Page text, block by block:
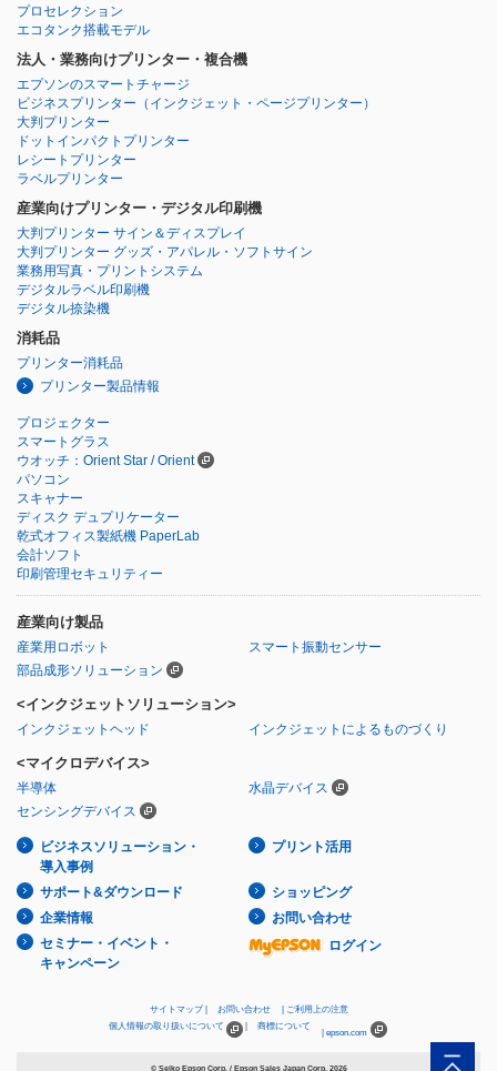
プロセレクション
エコタンク搭載モデル
法人・業務向けプリンター・複合機
エプソンのスマートチャージ
ビジネスプリンター （インクジェット・ページプリンター）
大判プリンター
ドットインパクトプリンター
レシートプリンター
ラベルプリンター
産業向けプリンター・デジタル印刷機
大判プリンター サイン＆ディスプレイ
大判プリンター グッズ・アパレル・ソフトサイン
業務用写真・プリントシステム
デジタルラベル印刷機
デジタル捺染機
消耗品
プリンター消耗品
プリンター製品情報
プロジェクター
スマートグラス
ウオッチ：Orient Star / Orient
パソコン
スキャナー
ディスク デュプリケーター
乾式オフィス製紙機 PaperLab
会計ソフト
印刷管理セキュリティー
産業向け製品
産業用ロボット
スマート振動センサー
部品成形ソリューション
<インクジェットソリューション>
インクジェットヘッド インクジェットによるものづくり
<マイクロデバイス>
半導体
水晶デバイス
センシングデバイス
ビジネスソリューション・
導入事例
プリント活用
サポート&ダウンロード
ショッピング
企業情報
お問い合わせ
セミナー・イベント・
キャンペーン
ログイン
サイトマップ お問い合わせ
ご利用上の注意
個人情報の取り扱いについて
商標について
epson.com
© Seiko Epson Corp. / Epson Sales Japan Corp. 2026